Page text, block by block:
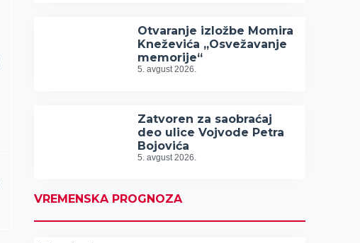
Otvaranje izložbe Momira
Kneževića „Osvežavanje
memorije“
5. avgust 2026.
Zatvoren za saobraćaj
deo ulice Vojvode Petra
Bojovića
5. avgust 2026.
VREMENSKA PROGNOZA